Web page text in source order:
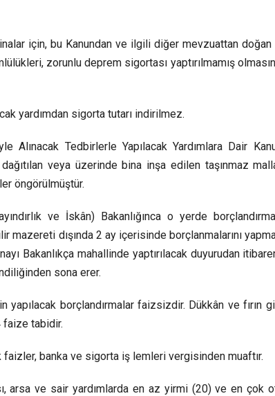
için, bu Kanundan ve ilgili diğer mevzuattan
zorunlu deprem sigortası yaptırılmamış
yardımdan sigorta tutarı indirilmez.
Tedbirlerle Yapılacak Yardımlara Dair
veya üzerinde bina inşa edilen taşınmaz
öngörülmüştür.
ve İskân) Bakanlığınca o yerde
mazereti dışında 2 ay içerisinde borçlanmalarını
Bakanlıkça mahallinde yaptırılacak duyurudan
sona erer.
yapılacak borçlandırmalar faizsizdir. Dükkân ve fırın
faize tabidir.
faizler, banka ve sigorta iş lemleri vergisinden muaftır.
arsa ve sair yardımlarda en az yirmi (20) ve en çok